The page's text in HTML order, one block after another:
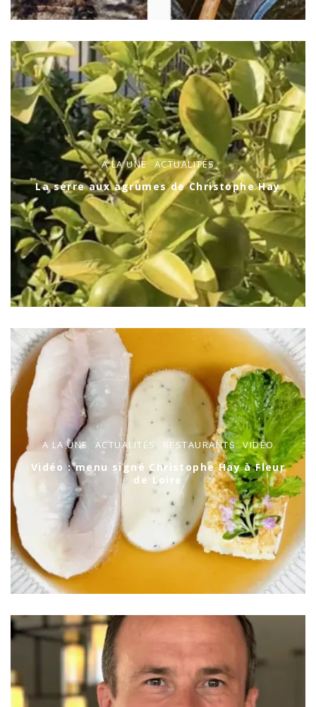
A LA UNE ACTUALITÉS
La serre aux agrumes de Christophe Hay
A LA UNE ACTUALITÉS RESTAURANTS VIDÉO
Vidéo : menu signé Christophe Hay à Fleur
de Loire